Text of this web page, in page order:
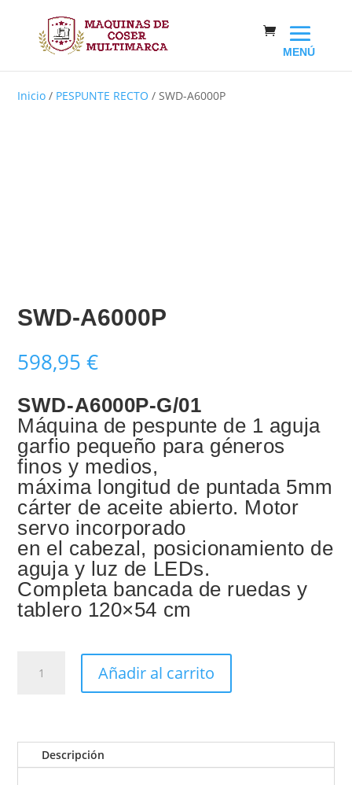
Inicio / PESPUNTE RECTO / SWD-A6000P
SWD-A6000P
598,95€
SWD-A6000P-G/01
Máquina de pespunte de 1 aguja
garfio pequeño para géneros
finos y medios,
máxima longitud de puntada 5mm
cárter de aceite abierto. Motor
servo incorporado
en el cabezal, posicionamiento de
aguja y luz de LEDs.
Completa bancada de ruedas y
tablero 120×54 cm
A6000P
Añadir al carrito
Descripción